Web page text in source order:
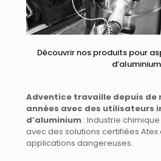
Découvrir nos produits pour
d’aluminium
Adventice travaille depuis de
années avec des utilisateurs
d’aluminium : Industrie
avec des solutions certifiées
applications dangereuses.